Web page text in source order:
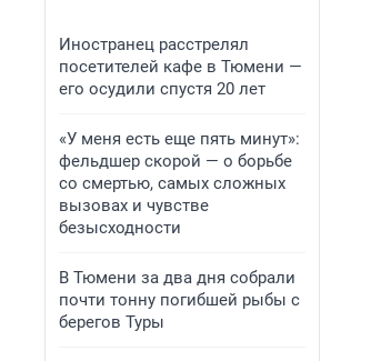
Иностранец расстрелял
посетителей кафе в Тюмени —
его осудили спустя 20 лет
«У меня есть еще пять минут»:
фельдшер скорой — о борьбе
со смертью, самых сложных
вызовах и чувстве
безысходности
В Тюмени за два дня собрали
почти тонну погибшей рыбы с
берегов Туры